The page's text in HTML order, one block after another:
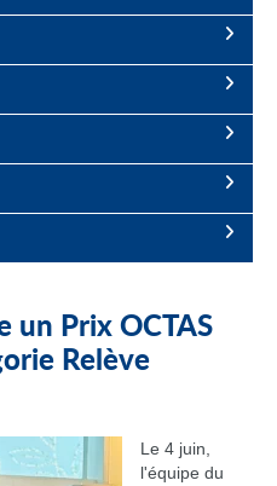
un Prix OCTAS
Relève
Le 4 juin,
l'équipe du